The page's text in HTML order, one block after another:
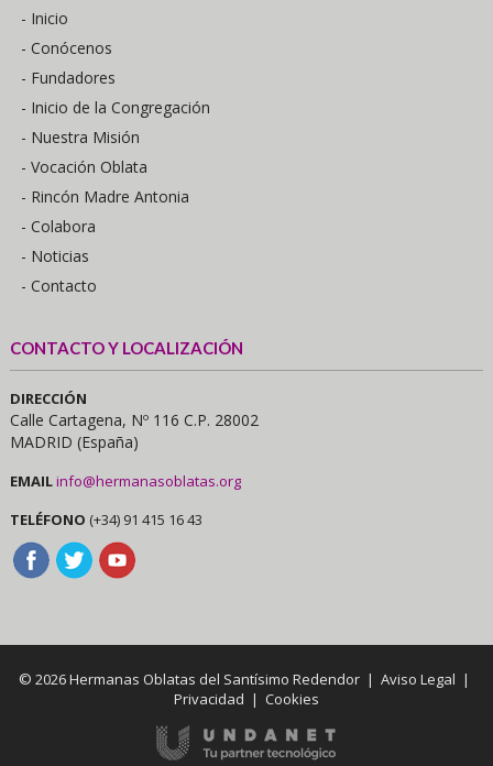
- Inicio
- Conócenos
- Fundadores
- Inicio de la Congregación
- Nuestra Misión
- Vocación Oblata
- Rincón Madre Antonia
- Colabora
- Noticias
- Contacto
CONTACTO Y LOCALIZACIÓN
DIRECCIÓN
Calle Cartagena, Nº 116 C.P. 28002
MADRID (España)
EMAILinfo@hermanasoblatas.org
TELÉFONO (+34) 91 415 16 43
© 2026 Hermanas Oblatas del Santísimo Redendor |Aviso Legal |
Privacidad | Cookies